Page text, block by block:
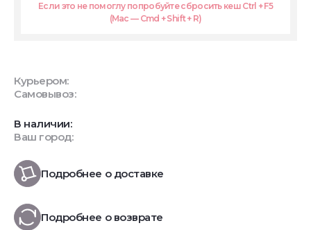
Если это не помоглу попробуйте сбросить кеш Ctrl + F5
(Mac — Cmd + Shift + R)
Курьером:
Самовывоз:
В наличии:
Ваш город:
Подробнее о доставке
Подробнее о возврате